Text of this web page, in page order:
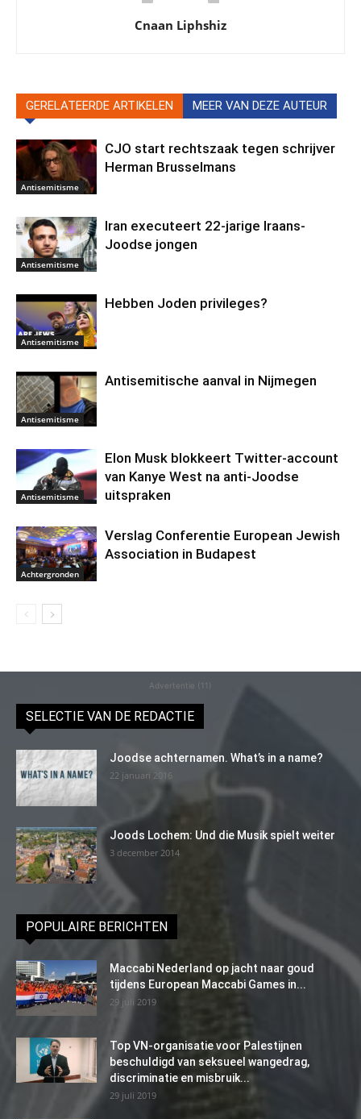
Cnaan Liphshiz
GERELATEERDE ARTIKELEN MEER VAN DEZE AUTEUR
Antisemitisme
CJO start rechtszaak tegen schrijver
Herman Brusselmans
Antisemitisme
Iran executeert 22-jarige Iraans-
Joodse jongen
Antisemitisme
Hebben Joden privileges?
Antisemitisme
Antisemitische aanval in Nijmegen
Antisemitisme
Elon Musk blokkeert Twitter-account
van Kanye West na anti-Joodse
uitspraken
Achtergronden
Verslag Conferentie European Jewish
Association in Budapest
Advertentie (11)
SELECTIE VAN DE REDACTIE
Joodse achternamen. What’s in a name?
22 januari 2016
Joods Lochem: Und die Musik spielt weiter
3 december 2014
POPULAIRE BERICHTEN
Maccabi Nederland op jacht naar goud
tijdens European Maccabi Games in...
29 juli 2019
Top VN-organisatie voor Palestijnen
beschuldigd van seksueel wangedrag,
discriminatie en misbruik...
29 juli 2019